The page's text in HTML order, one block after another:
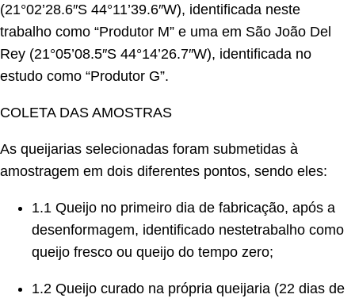
(21°02’28.6″S 44°11’39.6″W), identificada neste
trabalho como “Produtor M” e uma em São João Del
Rey (21°05’08.5″S 44°14’26.7″W), identificada no
estudo como “Produtor G”.
COLETA DAS AMOSTRAS
As queijarias selecionadas foram submetidas à
amostragem em dois diferentes pontos, sendo eles:
1.1 Queijo no primeiro dia de fabricação, após a
desenformagem, identificado nestetrabalho como
queijo fresco ou queijo do tempo zero;
1.2 Queijo curado na própria queijaria (22 dias de